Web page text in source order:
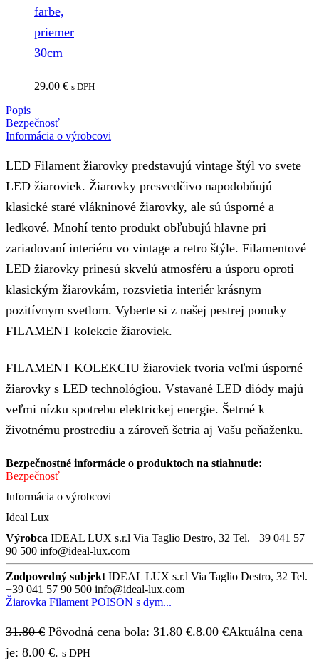
farbe,
priemer
30cm
29.00 € s DPH
Popis
Bezpečnosť
Informácia o výrobcovi
LED Filament žiarovky predstavujú vintage štýl vo svete
LED žiaroviek. Žiarovky presvedčivo napodobňujú
klasické staré vlákninové žiarovky, ale sú úsporné a
ledkové. Mnohí tento produkt obľubujú hlavne pri
zariadovaní interiéru vo vintage a retro štýle. Filamentové
LED žiarovky prinesú skvelú atmosféru a úsporu oproti
klasickým žiarovkám, rozsvietia interiér krásnym
pozitívnym svetlom. Vyberte si z našej pestrej ponuky
FILAMENT kolekcie žiaroviek.
FILAMENT KOLEKCIU žiaroviek tvoria veľmi úsporné
žiarovky s LED technológiou. Vstavané LED diódy majú
veľmi nízku spotrebu elektrickej energie. Šetrné k
životnému prostrediu a zároveň šetria aj Vašu peňaženku.
Bezpečnostné informácie o produktoch na stiahnutie:
Bezpečnosť
Informácia o výrobcovi
Ideal Lux
Výrobca IDEAL LUX s.r.l Via Taglio Destro, 32 Tel. +39 041 57
90 500 info@ideal-lux.com
Zodpovedný subjekt IDEAL LUX s.r.l Via Taglio Destro, 32 Tel.
+39 041 57 90 500 info@ideal-lux.com
Žiarovka Filament POISON s dym...
31.80€ Pôvodná cena bola: 31.80 €.8.00 €Aktuálna cena
je: 8.00 €. s DPH